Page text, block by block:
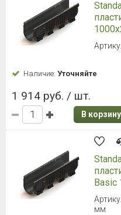
Наличие: Уточняйте
1 914 руб. / шт.
В корзину
мм